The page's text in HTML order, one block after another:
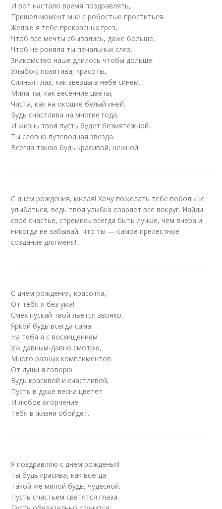
И вот настало время поздравлять,
Пришел момент мне с робостью проститься.
Желаю я тебе прекрасных грез,
Чтоб все мечты сбывались, даже больше,
Чтоб не роняла ты печальных слез,
Знакомство наше длилось чтобы дольше.
Улыбок, позитива, красоты,
Сиянья глаз, как звезды в небе синем.
Мила ты, как весенние цветы,
Чиста, как на окошке белый иней.
Будь счастлива на многие года.
И жизнь твоя пусть будет безмятежной.
Ты словно путеводная звезда.
Всегда такою будь красивой, нежной!
С днем рождения, милая! Хочу пожелать тебе побольше
улыбаться, ведь твоя улыбка озаряет все вокруг. Найди
своё счастье, стремись всегда быть лучше, чем вчера и
никогда не забывай, что ты — самое прелестное
создание для меня!
С днем рождения, красотка,
От тебя я без ума!
Смех пускай твой льется звонко,
Яркой будь всегда сама.
На тебя я с восхищением
Уж давным-давно смотрю,
Много разных комплиментов
От души я говорю.
Будь красивой и счастливой,
Пусть в душе весна цветет
И любое огорчение
Тебя в жизни обойдет.
Я поздравляю с днем рожденья!
Ты будь красива, как всегда.
Такой же милой будь, чудесной.
Пусть счастьем светятся глаза.